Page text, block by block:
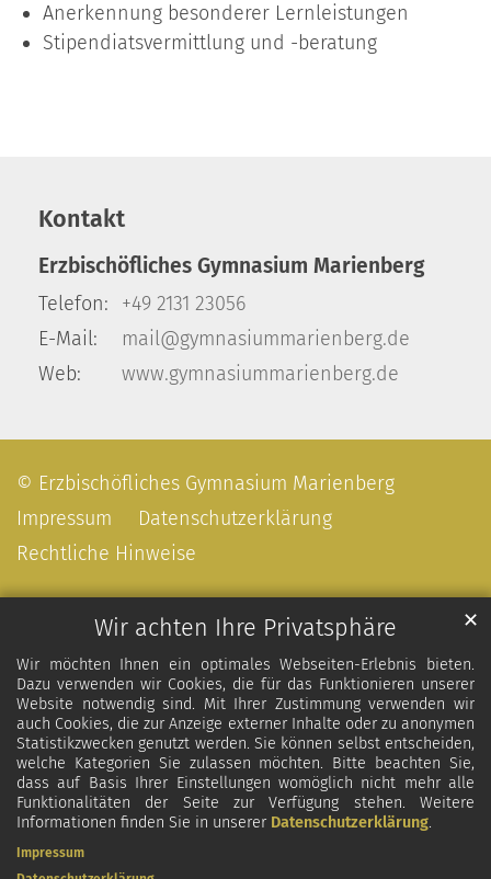
Wir achten Ihre Privatsphäre
Wir möchten Ihnen ein optimales Webseiten-Erlebnis bieten.
Dazu verwenden wir Cookies, die für das Funktionieren unserer
Website notwendig sind. Mit Ihrer Zustimmung verwenden wir
auch Cookies, die zur Anzeige externer Inhalte oder zu anonymen
Statistikzwecken genutzt werden. Sie können selbst entscheiden,
welche Kategorien Sie zulassen möchten. Bitte beachten Sie,
dass auf Basis Ihrer Einstellungen womöglich nicht mehr alle
Funktionalitäten der Seite zur Verfügung stehen. Weitere
Informationen finden Sie in unserer Datenschutzerklärung.
✕
Impressum
Anerkennung besonderer Lernleistungen
Stipendiatsvermittlung und -beratung
Kontakt
Erzbischöfliches Gymnasium Marienberg
Telefon:
+49 2131 23056
E-Mail:
mail@gymnasiummarienberg.de
Web:
www.gymnasiummarienberg.de
© Erzbischöfliches Gymnasium Marienberg
Impressum
Datenschutzerklärung
Rechtliche Hinweise